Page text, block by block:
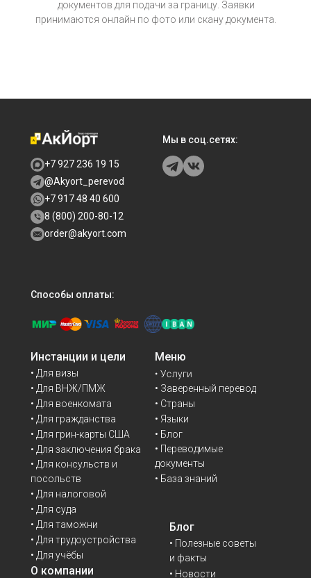
документов для подачи за границу. Заявки
принимаются онлайн по фото или скану документа.
Блог
• Полезные советы
и факты
• Новости
Инстанции и цели
• Для визы
• Для ВНЖ/ПМЖ
• Для военкомата
• Для гражданства
• Для грин-карты США
• Для заключения брака
• Для консульств и
посольств
• Для налоговой
• Для суда
• Для таможни
• Для трудоустройства
• Для учёбы
Меню
• Услуги
• Заверенный перевод
• Страны
• Языки
• Блог
• Переводимые
документы
• База знаний
О компании
Мы в соц.сетях:
+7 927 236 19 15
@Akyort_perevod
+7 917 48 40 600
8 (800) 200-80-12
order@akyort.com
Способы оплаты: